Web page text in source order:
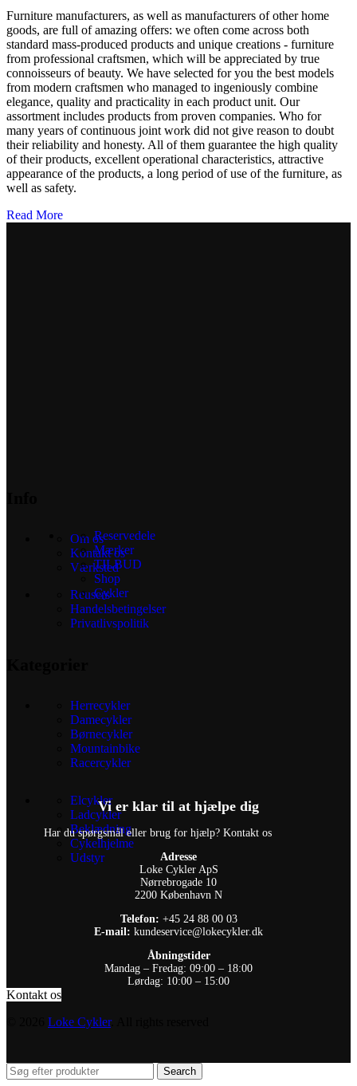
Furniture manufacturers, as well as manufacturers of other home
goods, are full of amazing offers: we often come across both
standard mass-produced products and unique creations - furniture
from professional craftsmen, which will be appreciated by true
connoisseurs of beauty. We have selected for you the best models
from modern craftsmen who managed to ingeniously combine
elegance, quality and practicality in each product unit. Our
assortment includes products from proven companies. Who for
many years of continuous joint work did not give reason to doubt
their reliability and honesty. All of them guarantee the high quality
of their products, excellent operational characteristics, attractive
appearance of the products, a long period of use of the furniture, as
well as safety.
Read More
Om os
Kontakt os
Værksted
Reusers
Handelsbetingelser
Privatlivspolitik
Herrecykler
Damecykler
Børnecykler
Mountainbike
Racercykler
Elcykler
Ladcykler
Beklædning
Cykelhjelme
Udstyr
Reservedele
Mærker
TILBUD
Shop
Cykler
Vi er klar til at hjælpe dig
Har du spørgsmål eller brug for hjælp? Kontakt os
Adresse
Loke Cykler ApS
Nørrebrogade 10
2200 København N
Telefon: +45 24 88 00 03
E-mail: kundeservice@lokecykler.dk
Åbningstider
Mandag – Fredag: 09:00 – 18:00
Lørdag: 10:00 – 15:00
Kontakt os
Loke Cykler. All rights reserved
Search